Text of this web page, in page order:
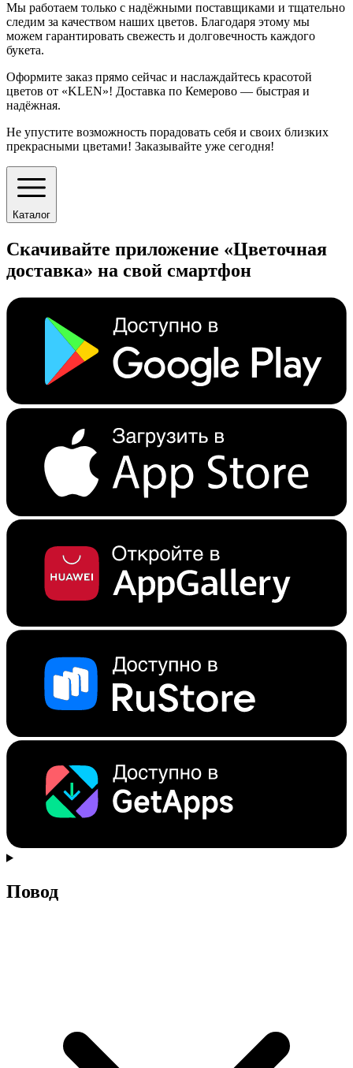
Мы работаем только с надёжными поставщиками и тщательно
следим за качеством наших цветов. Благодаря этому мы
можем гарантировать свежесть и долговечность каждого
букета.
Оформите заказ прямо сейчас и наслаждайтесь красотой
цветов от «KLEN»! Доставка по Кемерово — быстрая и
надёжная.
Не упустите возможность порадовать себя и своих близких
прекрасными цветами! Заказывайте уже сегодня!
Каталог
Скачивайте приложение «Цветочная
доставка» на свой смартфон
Повод